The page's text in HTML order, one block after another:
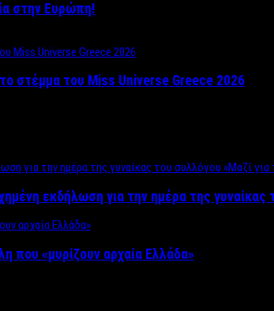
στην Ευρώπη!
στέμμα του Miss Universe Greece 2026
εκδήλωση για την ημέρα της γυναίκας
που «μυρίζουν αρχαία Ελλάδα»